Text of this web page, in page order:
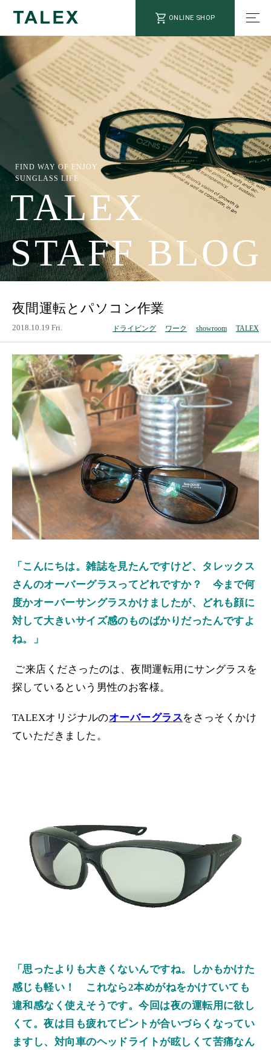
ONLINE SHOP
FIND WAY OF ENJOY
SUNGLASS LIFE
TALEX
STAFF BLOG
夜間運転とパソコン作業
2018.10.19 Fri. ドライビング ワーク showroom TALEX
「こんにちは。雑誌を見たんですけど、タレックス
さんのオーバーグラスってどれですか？ 今まで何
度かオーバーサングラスかけましたが、どれも顔に
対して大きいサイズ感のものばかりだったんですよ
ね。」
ご来店くださったのは、夜間運転用にサングラスを
探しているという男性のお客様。
TALEXオリジナルのオーバーグラスをさっそくかけ
ていただきました。
「思ったよりも大きくないんですね。しかもかけた
感じも軽い！ これなら2本めがねをかけていても
違和感なく使えそうです。今回は夜の運転用に欲し
くて。夜は目も疲れてピントが合いづらくなってい
ますし、対向車のヘッドライトが眩しくて苦痛なん